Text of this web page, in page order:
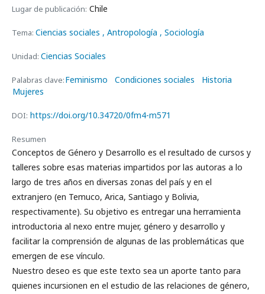
Lugar de publicación: Chile
Tema: Ciencias sociales , Antropología , Sociología
Unidad: Ciencias Sociales
Palabras clave:Feminismo Condiciones sociales
Historia
Mujeres
DOI: https://doi.org/10.34720/0fm4-m571
Resumen
Conceptos de Género y Desarrollo es el resultado de cursos y
talleres sobre esas materias impartidos por las autoras a lo
largo de tres años en diversas zonas del país y en el
extranjero (en Temuco, Arica, Santiago y Bolivia,
respectivamente). Su objetivo es entregar una herramienta
introductoria al nexo entre mujer, género y desarrollo y
facilitar la comprensión de algunas de las problemáticas que
emergen de ese vínculo.
Nuestro deseo es que este texto sea un aporte tanto para
quienes incursionen en el estudio de las relaciones de género,